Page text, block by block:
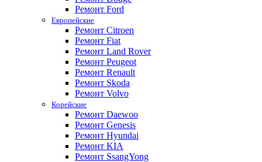
Ремонт Ford
Европейские
Ремонт Citroen
Ремонт Fiat
Ремонт Land Rover
Ремонт Peugeot
Ремонт Renault
Ремонт Skoda
Ремонт Volvo
Корейские
Ремонт Daewoo
Ремонт Genesis
Ремонт Hyundai
Ремонт KIA
Ремонт SsangYong